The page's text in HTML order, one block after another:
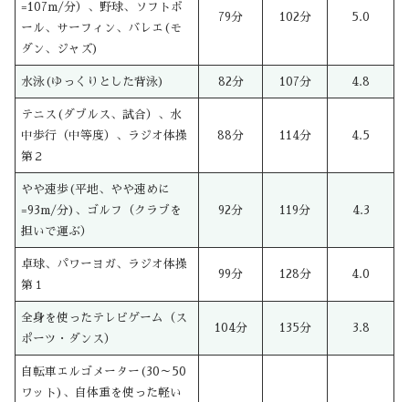
=107m/分）、野球、ソフトボ
ール、サーフィン、バレエ(モ
ダン、ジャズ)
79分 102分 5.0
水泳(ゆっくりとした背泳) 82分 107分 4.8
テニス(ダブルス、試合）、水
中歩行（中等度）、ラジオ体操
第２
88分 114分 4.5
やや速歩(平地、やや速めに
=93m/分)、ゴルフ（クラブを
担いで運ぶ）
92分 119分 4.3
卓球、パワーヨガ、ラジオ体操
第１
99分 128分 4.0
全身を使ったテレビゲーム（ス
ポーツ・ダンス）
104分 135分 3.8
自転車エルゴメーター(30～50
ワット)、自体重を使った軽い